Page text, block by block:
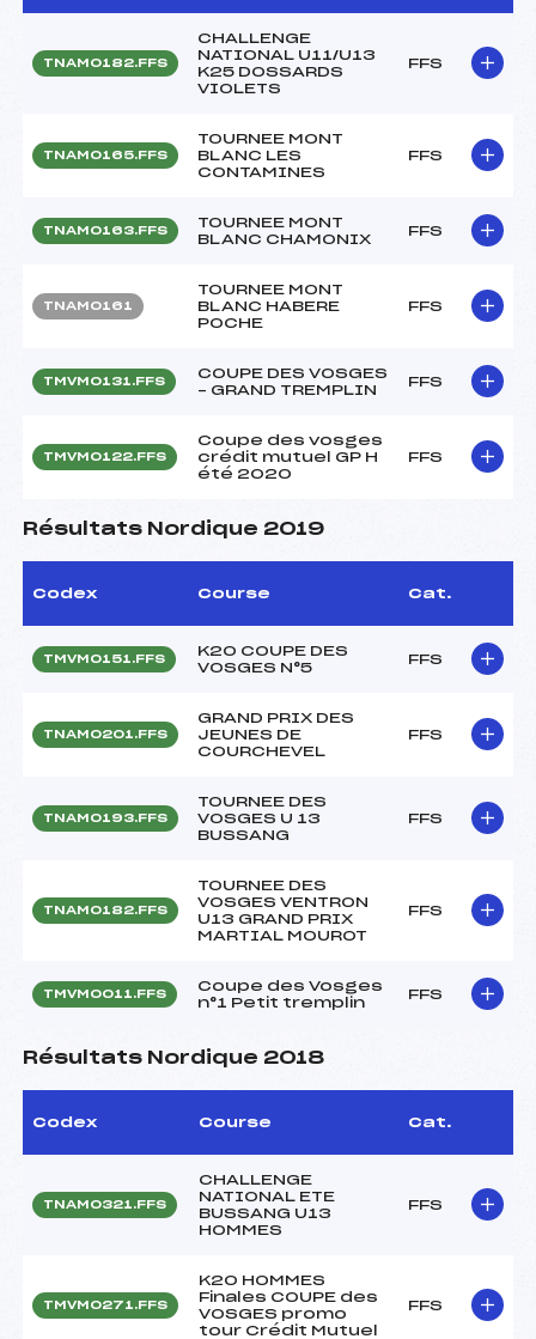
TNAM0182.FFS
CHALLENGE
NATIONAL U11/U13
K25 DOSSARDS
VIOLETS
FFS
TNAM0165.FFS
TOURNEE MONT
BLANC LES
CONTAMINES
FFS
TNAM0163.FFS
TOURNEE MONT
BLANC CHAMONIX
FFS
TNAM0161
TOURNEE MONT
BLANC HABERE
POCHE
FFS
TMVM0131.FFS
COUPE DES VOSGES
– GRAND TREMPLIN
FFS
TMVM0122.FFS
Coupe des vosges
crédit mutuel GP H
été 2020
FFS
Résultats Nordique 2019
Codex Course Cat.
TMVM0151.FFS
K20 COUPE DES
VOSGES N°5
FFS
TNAM0201.FFS
GRAND PRIX DES
JEUNES DE
COURCHEVEL
FFS
TNAM0193.FFS
TOURNEE DES
VOSGES U 13
BUSSANG
FFS
TNAM0182.FFS
TOURNEE DES
VOSGES VENTRON
U13 GRAND PRIX
MARTIAL MOUROT
FFS
TMVM0011.FFS
Coupe des Vosges
n°1 Petit tremplin
FFS
Résultats Nordique 2018
Codex Course Cat.
TNAM0321.FFS
CHALLENGE
NATIONAL ETE
BUSSANG U13
HOMMES
FFS
TMVM0271.FFS
K20 HOMMES
Finales COUPE des
VOSGES promo
tour Crédit Mutuel
FFS